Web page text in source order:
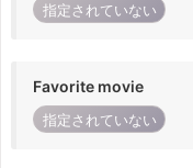
指定されていない
Favorite movie
指定されていない